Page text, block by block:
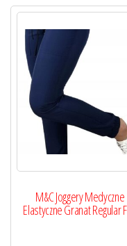
M&C Joggery Medyczne
Elastyczne Granat Regular